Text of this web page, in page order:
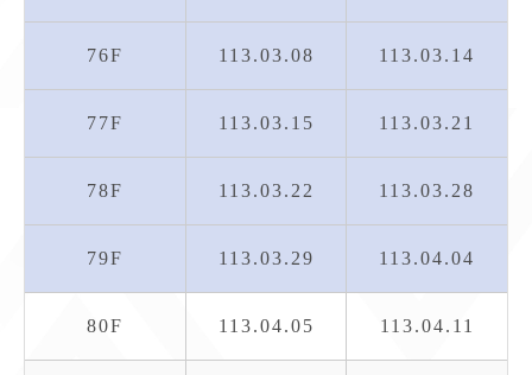
76F 113.03.08 113.03.14
77F 113.03.15 113.03.21
78F 113.03.22 113.03.28
79F 113.03.29 113.04.04
80F 113.04.05 113.04.11